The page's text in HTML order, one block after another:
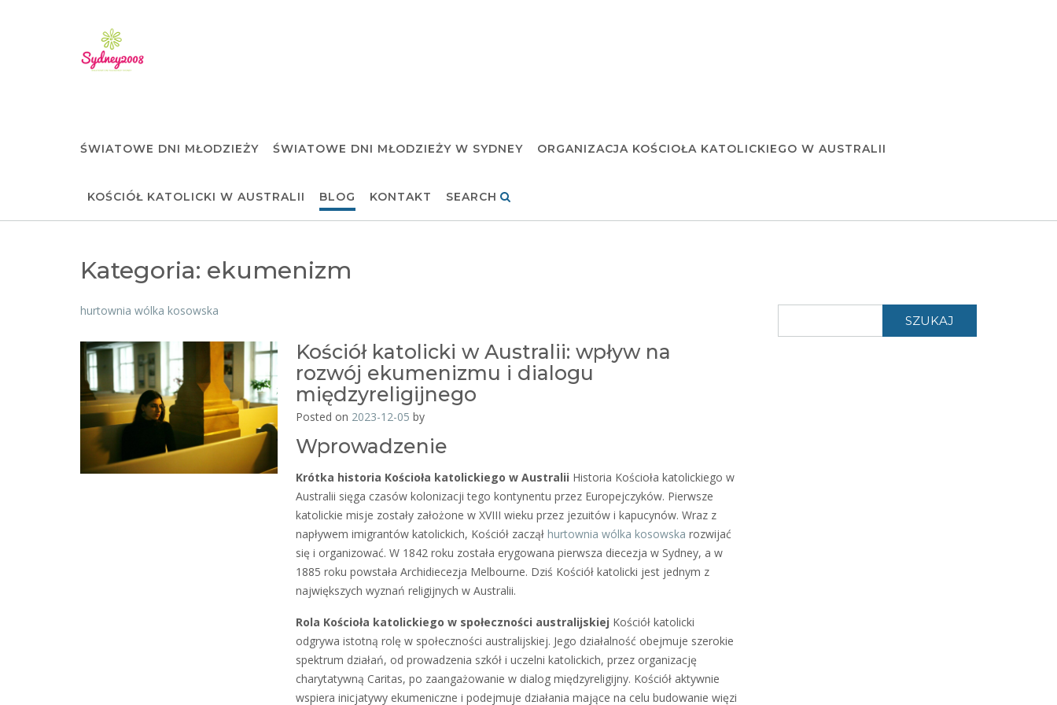
ŚWIATOWE DNI MŁODZIEŻY ŚWIATOWE DNI MŁODZIEŻY W SYDNEY ORGANIZACJA KOŚCIOŁA KATOLICKIEGO W AUSTRALII
KOŚCIÓŁ KATOLICKI W AUSTRALII BLOG KONTAKT SEARCH
Kategoria: ekumenizm
hurtownia wólka kosowska
Kościół katolicki w Australii: wpływ na
rozwój ekumenizmu i dialogu
międzyreligijnego
Posted on 2023-12-05 by
Wprowadzenie
Krótka historia Kościoła katolickiego w Australii Historia Kościoła katolickiego w
Australii sięga czasów kolonizacji tego kontynentu przez Europejczyków. Pierwsze
katolickie misje zostały założone w XVIII wieku przez jezuitów i kapucynów. Wraz z
napływem imigrantów katolickich, Kościół zaczął hurtownia wólka kosowska rozwijać
się i organizować. W 1842 roku została erygowana pierwsza diecezja w Sydney, a w
1885 roku powstała Archidiecezja Melbourne. Dziś Kościół katolicki jest jednym z
największych wyznań religijnych w Australii.
Rola Kościoła katolickiego w społeczności australijskiej Kościół katolicki
odgrywa istotną rolę w społeczności australijskiej. Jego działalność obejmuje szerokie
spektrum działań, od prowadzenia szkół i uczelni katolickich, przez organizację
charytatywną Caritas, po zaangażowanie w dialog międzyreligijny. Kościół aktywnie
wspiera inicjatywy ekumeniczne i podejmuje działania mające na celu budowanie więzi
SZUKAJ